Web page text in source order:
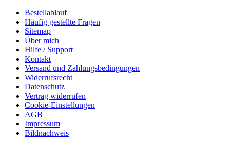
Bestellablauf
Häufig gestellte Fragen
Sitemap
Über mich
Hilfe / Support
Kontakt
Versand und Zahlungsbedingungen
Widerrufsrecht
Datenschutz
Vertrag widerrufen
Cookie-Einstellungen
AGB
Impressum
Bildnachweis